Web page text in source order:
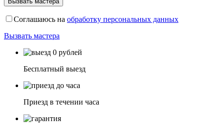
Соглашаюсь на обработку персональных данных
Вызвать мастера
Бесплатный выезд
Приезд в течении часа